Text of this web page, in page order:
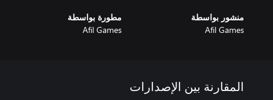
منشور بواسطة
Afil Games
مطورة بواسطة
Afil Games
المقارنة بين الإصدارات